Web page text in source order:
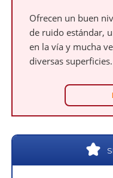
Ofrecen un buen
de ruido estándar,
en la vía y mucha
diversas superficies.